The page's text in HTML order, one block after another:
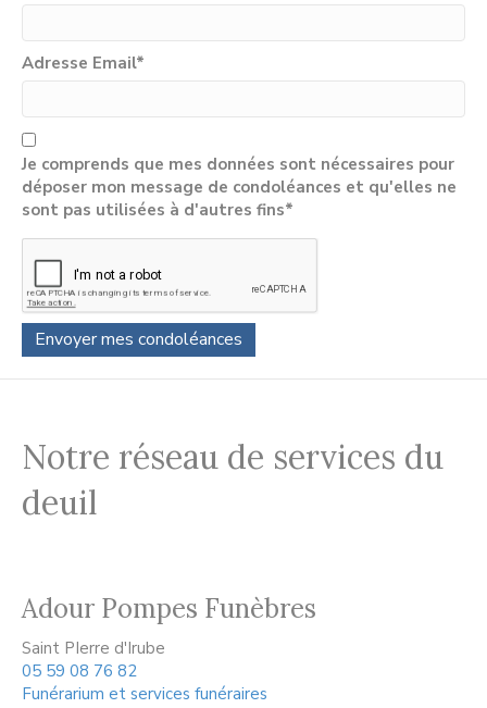
Adresse Email*
Je comprends que mes données sont nécessaires pour
déposer mon message de condoléances et qu'elles ne
sont pas utilisées à d'autres fins*
Notre réseau de services du
deuil
Adour Pompes Funèbres
Saint PIerre d'Irube
05 59 08 76 82
Funérarium et services funéraires